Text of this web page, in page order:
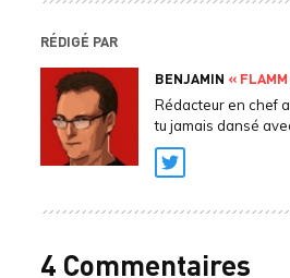
RÉDIGÉ PAR
BENJAMIN «
Rédacteur en chef
tu jamais dansé
Twitter
4 Commentaires